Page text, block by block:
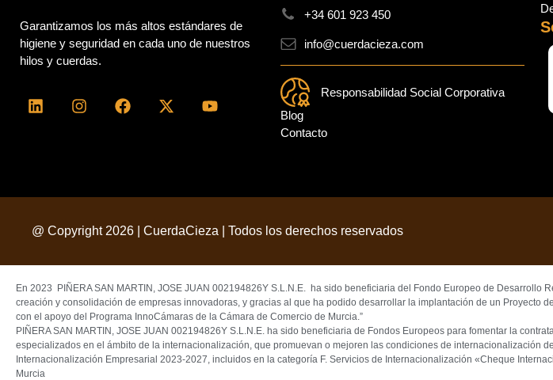
Garantizamos los más altos estándares de
higiene y seguridad en cada uno de nuestros
hilos y cuerdas.
L
i
i
I
n
r
m
F
a
o
X
-
t
r
Y
o
e
+34 601 923 450
info@cuerdacieza.com
Responsabilidad Social Corporativa
Blog
Contacto
@ Copyright 2026 | CuerdaCieza | Todos los derechos reservados
En 2023 PIÑERA SAN MARTIN, JOSE JUAN 002194826Y S.L.N.E. ha sido beneficiaria del Fondo Europeo de
creación y consolidación de empresas innovadoras, y gracias al que ha podido desarrollar la implantación de un
con el apoyo del Programa InnoCámaras de la Cámara de Comercio de Murcia.”
PIÑERA SAN MARTIN, JOSE JUAN 002194826Y S.L.N.E. ha sido beneficiaria de Fondos Europeos para fomentar la
especializados en el ámbito de la internacionalización, que promuevan o mejoren las condiciones de internacionalización
Internacionalización Empresarial 2023-2027, incluidos en la categoría F. Servicios de Internacionalización «Cheque
Murcia